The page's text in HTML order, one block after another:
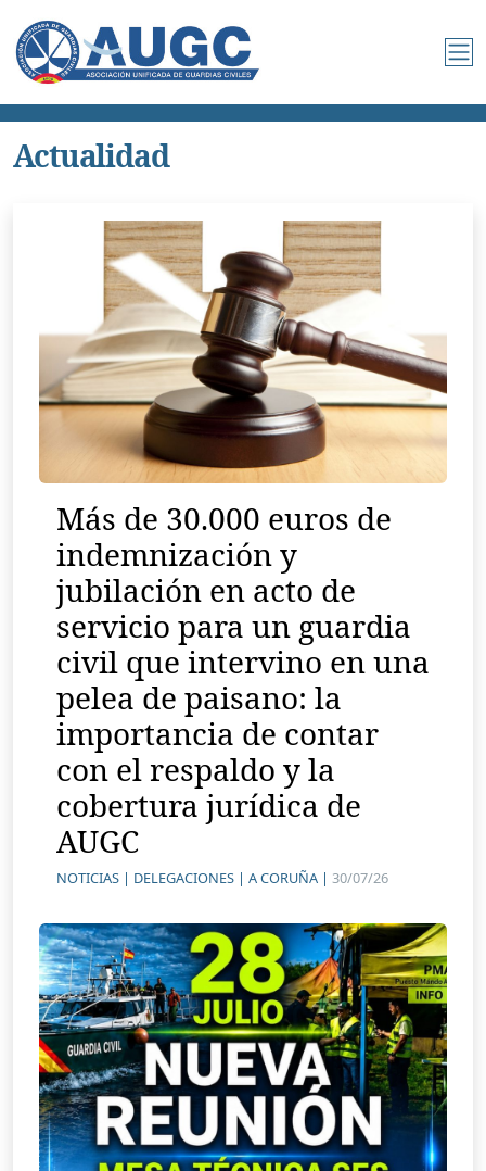
Actualidad
Más de 30.000 euros de
indemnización y
jubilación en acto de
servicio para un guardia
civil que intervino en una
pelea de paisano: la
importancia de contar
con el respaldo y la
cobertura jurídica de
AUGC
NOTICIAS | DELEGACIONES | A CORUÑA | 30/07/26